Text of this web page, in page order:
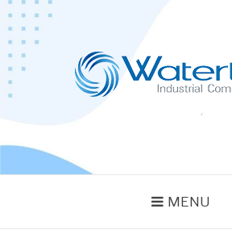
Pular
para
conteúdo
MENU